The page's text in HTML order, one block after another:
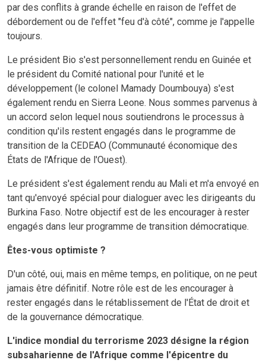
par des conflits à grande échelle en raison de l'effet de
débordement ou de l'effet "feu d'à côté", comme je l'appelle
toujours.
Le président Bio s'est personnellement rendu en Guinée et
le président du Comité national pour l'unité et le
développement (le colonel Mamady Doumbouya) s'est
également rendu en Sierra Leone. Nous sommes parvenus à
un accord selon lequel nous soutiendrons le processus à
condition qu'ils restent engagés dans le programme de
transition de la CEDEAO (Communauté économique des
États de l'Afrique de l'Ouest).
Le président s'est également rendu au Mali et m'a envoyé en
tant qu'envoyé spécial pour dialoguer avec les dirigeants du
Burkina Faso. Notre objectif est de les encourager à rester
engagés dans leur programme de transition démocratique.
Êtes-vous optimiste ?
D'un côté, oui, mais en même temps, en politique, on ne peut
jamais être définitif. Notre rôle est de les encourager à
rester engagés dans le rétablissement de l'État de droit et
de la gouvernance démocratique.
L'indice mondial du terrorisme 2023 désigne la région
subsaharienne de l'Afrique comme l'épicentre du